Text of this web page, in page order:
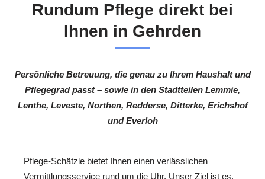
Rundum Pflege direkt bei
Ihnen in Gehrden
Persönliche Betreuung, die genau zu Ihrem Haushalt und
Pflegegrad passt – sowie in den Stadtteilen Lemmie,
Lenthe, Leveste, Northen, Redderse, Ditterke, Erichshof
und Everloh
Pflege-Schätzle bietet Ihnen einen verlässlichen
Vermittlungsservice rund um die Uhr. Unser Ziel ist es,